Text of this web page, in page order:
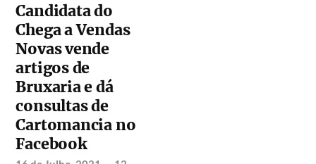
Candidata do
Chega a Vendas
Novas vende
artigos de
Bruxaria e dá
consultas de
Cartomancia no
Facebook